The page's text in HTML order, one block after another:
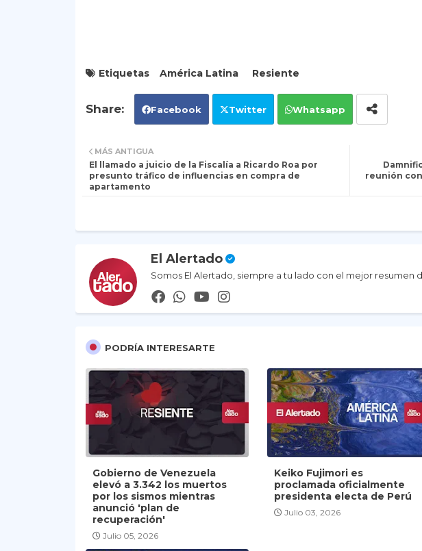
Etiquetas América Latina Resiente
Facebook Twitter Whatsapp
reunión
MÁS ANTIGUA
El llamado a juicio de la Fiscalía a Ricardo Roa por
presunto tráfico de influencias en compra de
apartamento
El Alertado
Somos El Alertado, siempre a tu lado con el mejor resumen
PODRÍA INTERESARTE
Gobierno de Venezuela
elevó a 3.342 los muertos
por los sismos mientras
anunció 'plan de
recuperación'
Julio 05, 2026
Keiko Fujimori es
proclamada oficialmente
presidenta electa de Perú
Julio 03, 2026